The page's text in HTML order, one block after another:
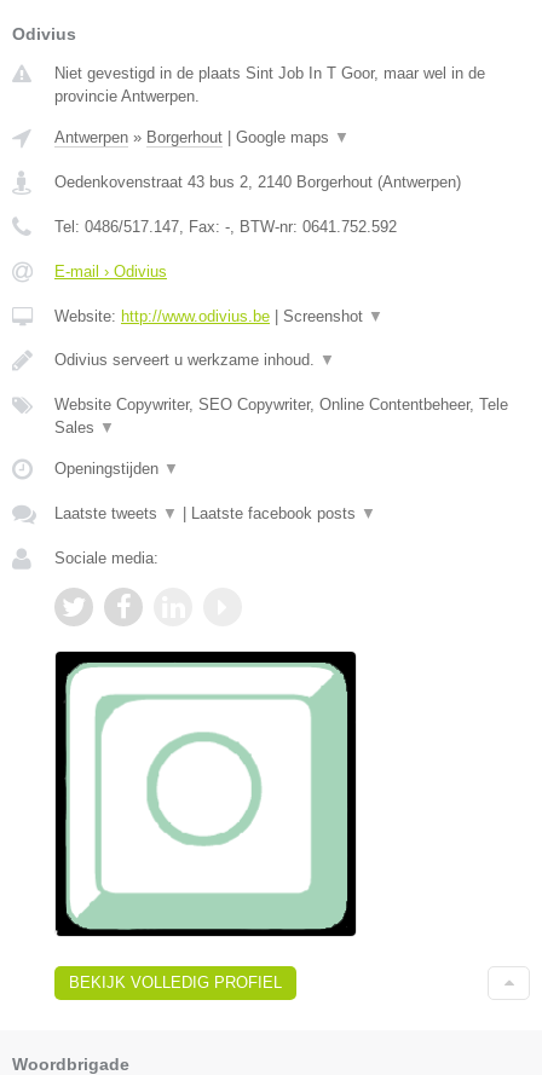
Odivius
Niet gevestigd in de plaats Sint Job In T Goor, maar wel in de
provincie Antwerpen.
Antwerpen » Borgerhout | Google maps ▼
Oedenkovenstraat 43 bus 2 2140 Borgerhout (Antwerpen)
Tel: 0486/517.147 , Fax: - , BTW-nr: 0641.752.592
E-mail › Odivius
Website: http://www.odivius.be | Screenshot ▼
Odivius serveert u werkzame inhoud. ▼
Website Copywriter, SEO Copywriter, Online Contentbeheer, Tele
Sales ▼
Openingstijden ▼
Laatste tweets ▼ | Laatste facebook posts ▼
Sociale media:
BEKIJK VOLLEDIG PROFIEL
Woordbrigade